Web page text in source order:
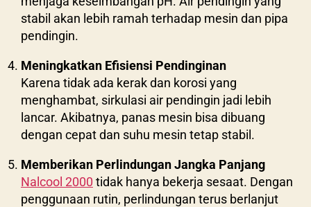
stabil akan lebih ramah terhadap mesin dan pipa
pendingin.
Meningkatkan Efisiensi Pendinginan
Karena tidak ada kerak dan korosi yang
menghambat, sirkulasi air pendingin jadi lebih
lancar. Akibatnya, panas mesin bisa dibuang
dengan cepat dan suhu mesin tetap stabil.
Memberikan Perlindungan Jangka Panjang
Nalcool 2000 tidak hanya bekerja sesaat. Dengan
penggunaan rutin, perlindungan terus berlanjut